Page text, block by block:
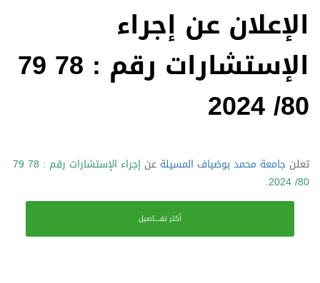
الإعلان عن إجراء
الإستشارات رقم : 78 79
80/ 2024
تعلن جامعة محمد بوضياف المسيلة عن
إجراء الإستشارات رقم : 78 79
80/ 2024
.
أكثر تفــــاصيل